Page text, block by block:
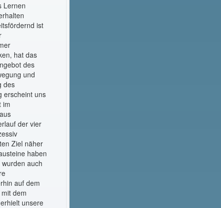
Lernen
ist
hat das
des
und
des
erscheint uns
im
der vier
Ziel näher
haben
auch
auf dem
dem
unsere